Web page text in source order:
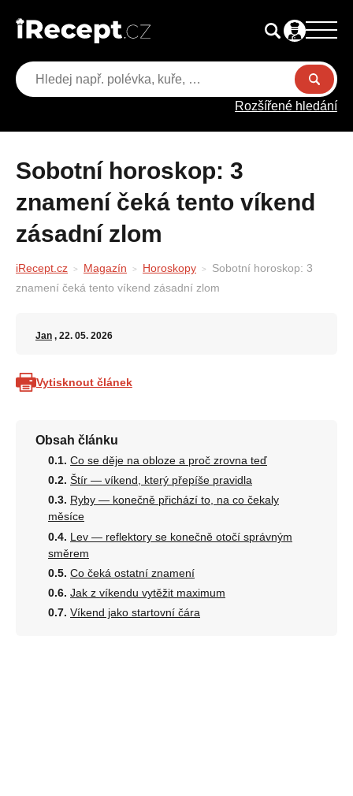
Rozšířené hledání
Sobotní horoskop: 3
znamení čeká tento víkend
zásadní zlom
iRecept.cz Magazín Horoskopy
Sobotní horoskop: 3
znamení čeká tento víkend zásadní zlom
Jan , 22. 05. 2026
Vytisknout článek
Obsah článku
Co se děje na obloze a proč zrovna teď
Štír — víkend, který přepíše pravidla
Ryby — konečně přichází to, na co čekaly
měsíce
Lev — reflektory se konečně otočí správným
směrem
Co čeká ostatní znamení
Jak z víkendu vytěžit maximum
Víkend jako startovní čára